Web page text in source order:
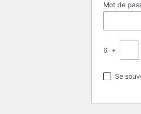
Mot de
6 +
Se